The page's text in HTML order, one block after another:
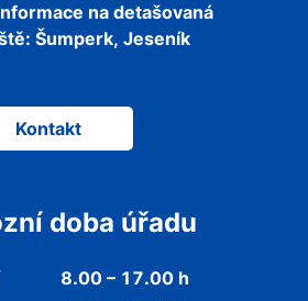
na detašovaná
Šumperk, Jeseník
Kontakt
doba úřadu
8.00 – 17.00 h